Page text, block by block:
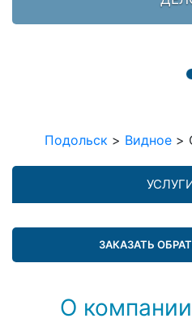
Подольск > Видное >
ЗАКАЗАТЬ
О